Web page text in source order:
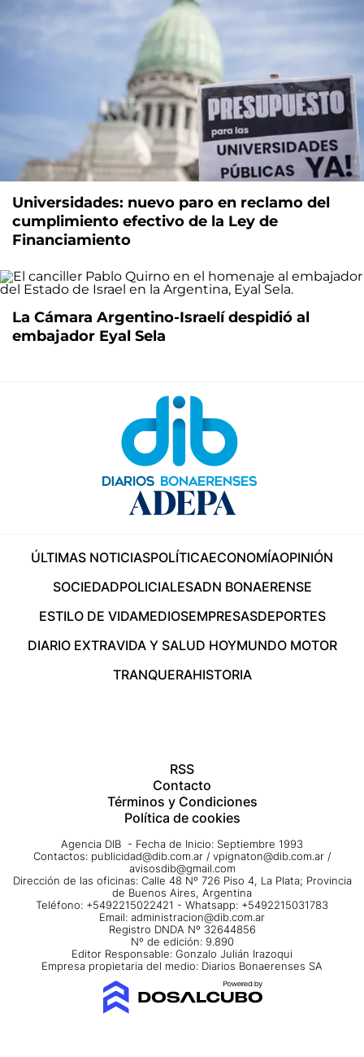
Universidades: nuevo paro en reclamo del
cumplimiento efectivo de la Ley de
Financiamiento
La Cámara Argentino-Israelí despidió al
embajador Eyal Sela
ÚLTIMAS NOTICIASPOLÍTICAECONOMÍAOPINIÓN
SOCIEDADPOLICIALESADN BONAERENSE
ESTILO DE VIDAMEDIOSEMPRESASDEPORTES
DIARIO EXTRAVIDA Y SALUD HOYMUNDO MOTOR
TRANQUERAHISTORIA
RSS
Contacto
Términos y Condiciones
Política de cookies
Agencia DIB - Fecha de Inicio: Septiembre 1993
Contactos: publicidad@dib.com.ar / vpignaton@dib.com.ar /
avisosdib@gmail.com
Dirección de las oficinas: Calle 48 Nº 726 Piso 4, La Plata; Provincia
de Buenos Aires, Argentina
Teléfono: +5492215022421 - Whatsapp: +5492215031783
Email: administracion@dib.com.ar
Registro DNDA Nº 32644856
Nº de edición: 9.890
Editor Responsable: Gonzalo Julián Irazoqui
Empresa propietaria del medio: Diarios Bonaerenses SA